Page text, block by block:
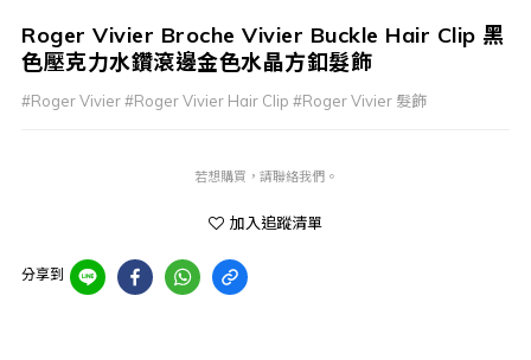
Roger Vivier Broche Vivier Buckle Hair Clip 黑
色壓克力水鑽滾邊金色水晶方釦髮飾
#Roger Vivier #Roger Vivier Hair Clip #Roger Vivier 髮飾
若想購買，請聯絡我們。
加入追蹤清單
分享到